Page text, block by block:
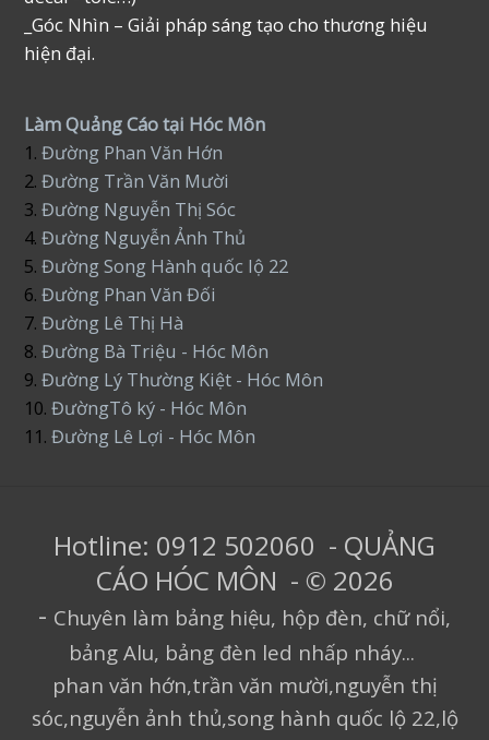
_Góc Nhìn – Giải pháp sáng tạo cho thương hiệu
hiện đại.
Làm Quảng Cáo tại Hóc Môn
1.Đường Phan Văn Hớn
2.Đường Trần Văn Mười
3.Đường Nguyễn Thị Sóc
4. Đường Nguyễn Ảnh Thủ
5.Đường Song Hành quốc lộ 22
6.Đường Phan Văn Đối
7. Đường Lê Thị Hà
8.Đường Bà Triệu - Hóc Môn
9.Đường Lý Thường Kiệt - Hóc Môn
10.ĐườngTô ký - Hóc Môn
11.Đường Lê Lợi - Hóc Môn
Hotline: 0912 502060 - QUẢNG
CÁO HÓC MÔN - © 2026
- Chuyên làm bảng hiệu, hộp đèn, chữ nổi,
bảng Alu, bảng đèn led nhấp nháy...
phan văn hớn,trần văn mười,nguyễn thị
sóc,nguyễn ảnh thủ,song hành quốc lộ 22,lộ